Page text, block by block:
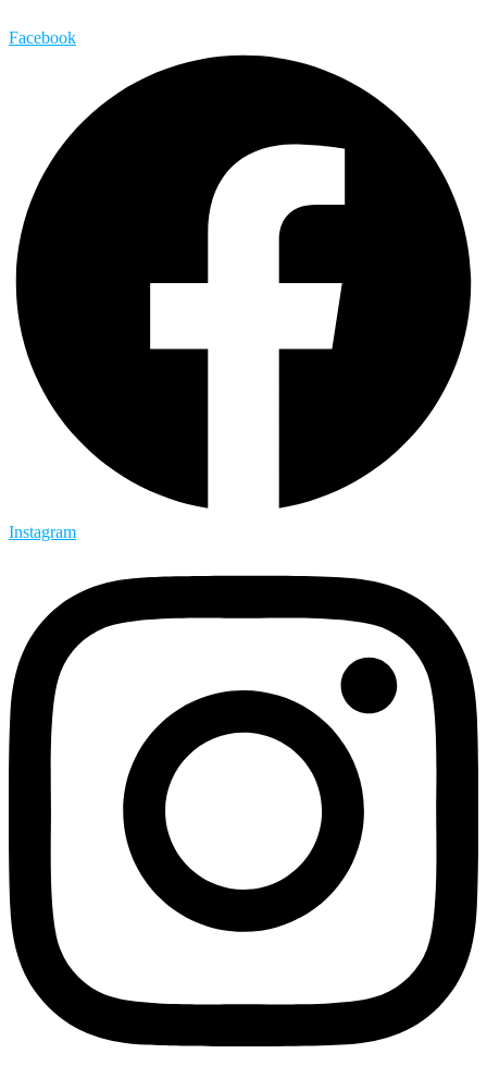
Facebook
Instagram